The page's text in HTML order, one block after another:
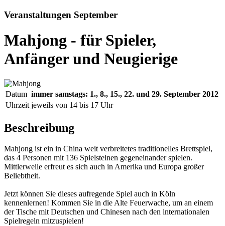
Veranstaltungen September
Mahjong - für Spieler,
Anfänger und Neugierige
Datum immer samstags: 1., 8., 15., 22. und 29. September 2012
Uhrzeit jeweils von 14 bis 17 Uhr
Beschreibung
Mahjong ist ein in China weit verbreitetes traditionelles Brettspiel,
das 4 Personen mit 136 Spielsteinen gegeneinander spielen.
Mittlerweile erfreut es sich auch in Amerika und Europa großer
Beliebtheit.
Jetzt können Sie dieses aufregende Spiel auch in Köln
kennenlernen! Kommen Sie in die Alte Feuerwache, um an einem
der Tische mit Deutschen und Chinesen nach den internationalen
Spielregeln mitzuspielen!